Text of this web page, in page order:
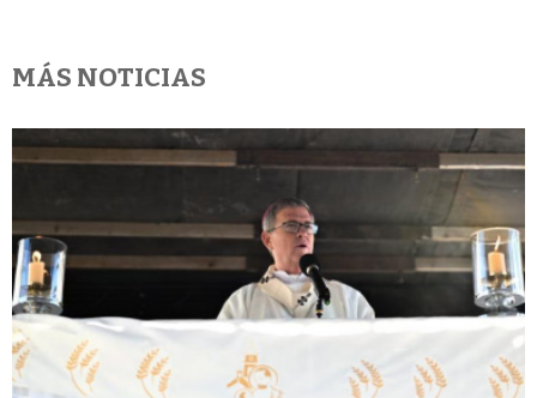
MÁS NOTICIAS